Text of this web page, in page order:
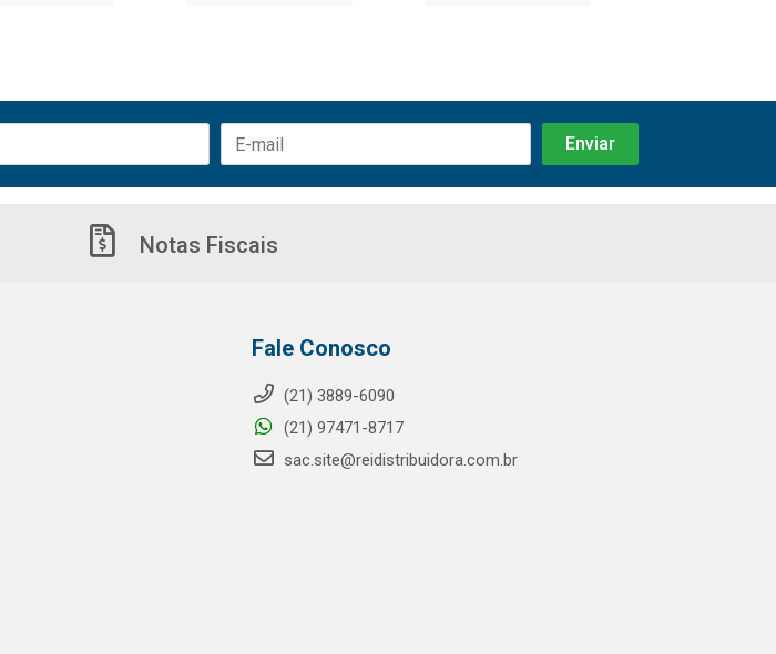
Notas Fiscais
Fale Conosco
(21) 3889-6090
(21) 97471-8717
sac.site@reidistribuidora.com.br